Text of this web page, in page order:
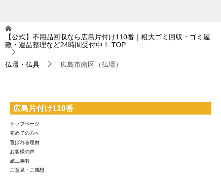
【公式】不用品回収なら広島片付け110番｜粗大ゴミ回収・ゴミ屋
敷・遺品整理など24時間受付中！
TOP
仏壇・仏具 広島市南区（仏壇）
広島片付け110番
トップページ
初めての方へ
選ばれる理由
お客様の声
施工事例
ご意見・ご感想